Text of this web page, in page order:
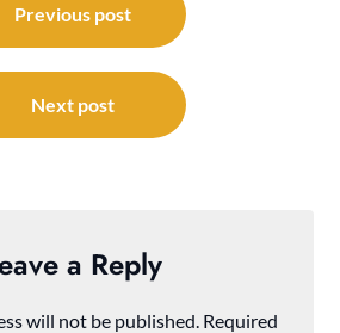
Previous post
Next post
a Reply
will not be published. Required